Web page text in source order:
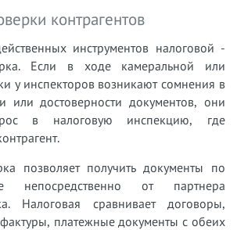
контрагентов
инструментов налоговой -
Если в ходе камеральной или
у инспекторов возникают сомнения в
или достоверности документов, они
в налоговую инспекцию, где
позволяет получить документы по
непосредственно от партнера
Налоговая сравнивает договоры,
платежные документы с обеих